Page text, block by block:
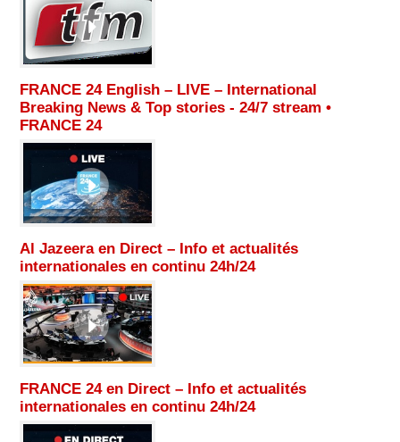
FRANCE 24 English – LIVE – International
Breaking News & Top stories - 24/7 stream •
FRANCE 24
Al Jazeera en Direct – Info et actualités
internationales en continu 24h/24
FRANCE 24 en Direct – Info et actualités
internationales en continu 24h/24